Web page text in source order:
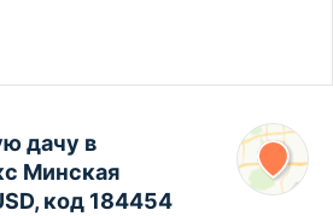
дачу в
Минская
код 184454